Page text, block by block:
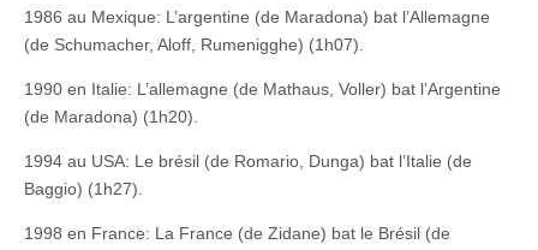
1986 au Mexique: L’argentine (de Maradona) bat l’Allemagne
(de Schumacher, Aloff, Rumenigghe) (1h07).
1990 en Italie: L’allemagne (de Mathaus, Voller) bat l’Argentine
(de Maradona) (1h20).
1994 au USA: Le brésil (de Romario, Dunga) bat l’Italie (de
Baggio) (1h27).
1998 en France: La France (de Zidane) bat le Brésil (de